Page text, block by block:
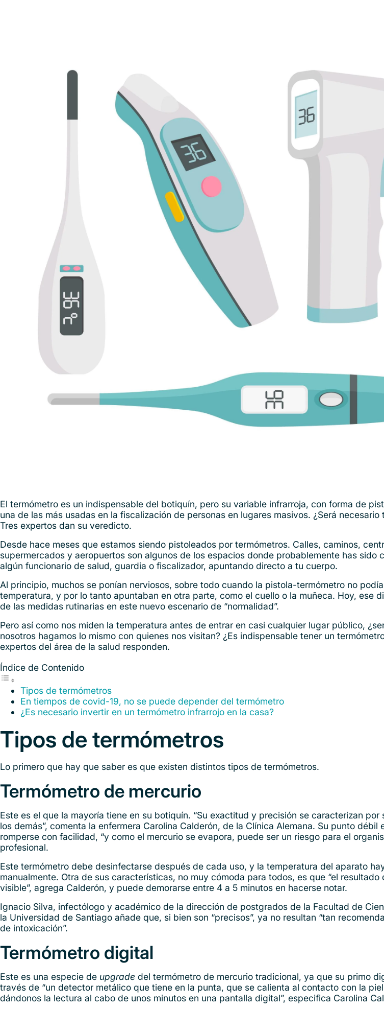
El termómetro es un indispensable del botiquín, pero su variable infrarroja, con forma de
una de las más usadas en la fiscalización de personas en lugares masivos. ¿Será necesario
Tres expertos dan su veredicto.
Desde hace meses que estamos siendo pistoleados por termómetros. Calles, caminos,
supermercados y aeropuertos son algunos de los espacios donde probablemente has sido
algún funcionario de salud, guardia o fiscalizador, apuntando directo a tu cuerpo.
Al principio, muchos se ponían nerviosos, sobre todo cuando la pistola-termómetro no
temperatura, y por lo tanto apuntaban en otra parte, como el cuello o la muñeca. Hoy, ese
de las medidas rutinarias en este nuevo escenario de “normalidad”.
Pero así como nos miden la temperatura antes de entrar en casi cualquier lugar público,
nosotros hagamos lo mismo con quienes nos visitan? ¿Es indispensable tener un
expertos del área de la salud responden.
Índice de Contenido
Tipos de termómetros
En tiempos de covid-19, no se puede depender del termómetro
¿Es necesario invertir en un termómetro infrarrojo en la casa?
Tipos de termómetros
Lo primero que hay que saber es que existen distintos tipos de termómetros.
Termómetro de mercurio
Este es el que la mayoría tiene en su botiquín. “Su exactitud y precisión se caracterizan por
los demás”, comenta la enfermera Carolina Calderón, de la Clínica Alemana. Su punto débil
romperse con facilidad, “y como el mercurio se evapora, puede ser un riesgo para el
profesional.
Este termómetro debe desinfectarse después de cada uso, y la temperatura del aparato
manualmente. Otra de sus características, no muy cómoda para todos, es que “el resultado
visible”, agrega Calderón, y puede demorarse entre 4 a 5 minutos en hacerse notar.
Ignacio Silva, infectólogo y académico de la dirección de postgrados de la Facultad de
la Universidad de Santiago añade que, si bien son “precisos”, ya no resultan “tan
de intoxicación”.
Termómetro digital
Este es una especie de upgrade del termómetro de mercurio tradicional, ya que su primo
través de “un detector metálico que tiene en la punta, que se calienta al contacto con la
dándonos la lectura al cabo de unos minutos en una pantalla digital”, especifica Carolina